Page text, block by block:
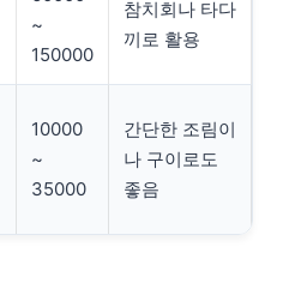
~
150000
참치회나 타다
끼로 활용
10000
~
35000
간단한 조림이
나 구이로도
좋음